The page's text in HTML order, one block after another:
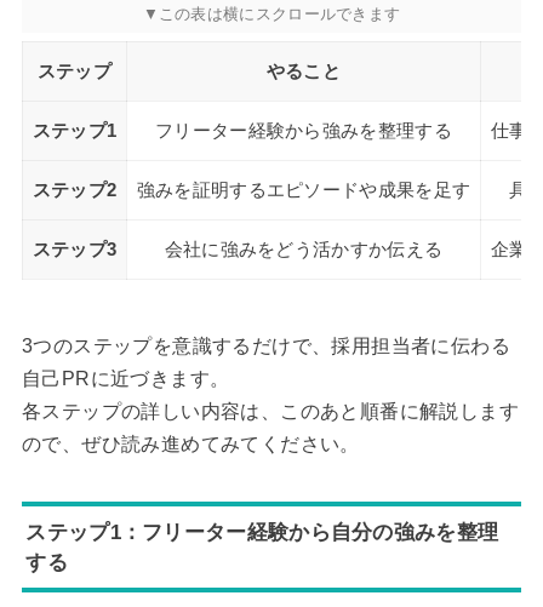
ステップ やること
ステップ1 フリーター経験から強みを整理する 仕事
ステップ2 強みを証明するエピソードや成果を足す 具
ステップ3 会社に強みをどう活かすか伝える 企業
3つのステップを意識するだけで、採用担当者に伝わる
自己PRに近づきます。
各ステップの詳しい内容は、このあと順番に解説します
ので、ぜひ読み進めてみてください。
ステップ1：フリーター経験から自分の強みを整理
する